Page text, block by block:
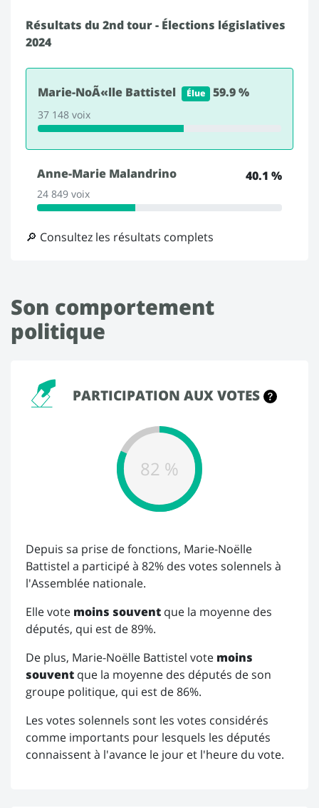
Résultats du 2nd tour - Élections législatives
2024
Marie-NoÃ«lle Battistel Élue 59.9 %
37 148 voix
Anne-Marie Malandrino 40.1 %
24 849 voix
🔎 Consultez les résultats complets
Son comportement
politique
PARTICIPATION AUX VOTES
82 %
Depuis sa prise de fonctions, Marie-Noëlle
Battistel a participé à 82% des votes solennels à
l'Assemblée nationale.
Elle vote moins souvent que la moyenne des
députés, qui est de 89%.
De plus, Marie-Noëlle Battistel vote moins
souvent que la moyenne des députés de son
groupe politique, qui est de 86%.
Les votes solennels sont les votes considérés
comme importants pour lesquels les députés
connaissent à l'avance le jour et l'heure du vote.